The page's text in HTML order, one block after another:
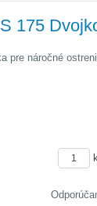
175
pre náročné